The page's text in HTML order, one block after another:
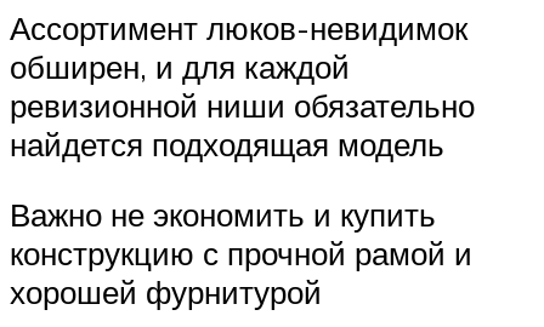
Ассортимент люков-невидимок
обширен, и для каждой
ревизионной ниши обязательно
найдется подходящая модель
Важно не экономить и купить
конструкцию с прочной рамой и
хорошей фурнитурой